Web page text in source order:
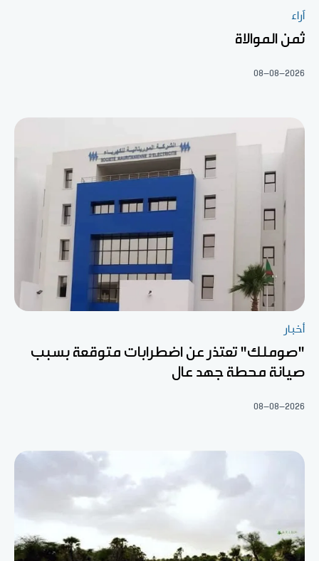
آراء
ثمن الموالاة
08-08-2026
أخبار
"صوملك" تعتذر عن اضطرابات متوقعة بسبب
صيانة محطة جهد عال
08-08-2026